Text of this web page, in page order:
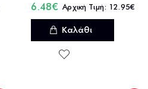
6.48€ 12.95€
Καλάθι